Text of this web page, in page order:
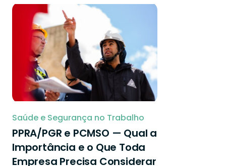
Saúde e Segurança no Trabalho
PPRA/PGR e PCMSO — Qual a
Importância e o Que Toda
Empresa Precisa Considerar